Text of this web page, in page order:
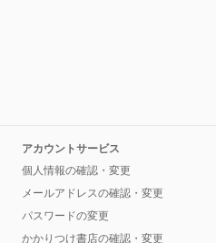
アカウントサービス
個人情報の確認・変更
メールアドレスの確認・変更
パスワードの変更
かかりつけ書店の確認・変更